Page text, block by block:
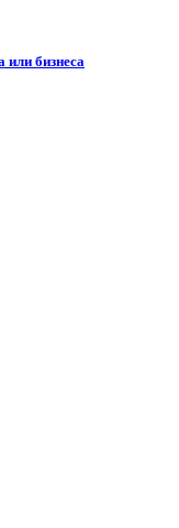
бизнеса